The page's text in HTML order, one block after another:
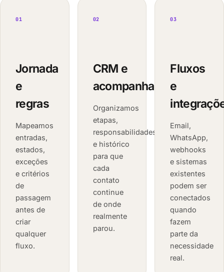
01
Jornada
e
regras
Mapeamos
entradas,
estados,
exceções
e critérios
de
passagem
antes de
criar
qualquer
fluxo.
02
CRM e
acompanhamento
Organizamos
etapas,
responsabilidades
e histórico
para que
cada
contato
continue
de onde
realmente
parou.
03
Fluxos
e
Email,
WhatsApp,
webhooks
e sistemas
existentes
podem ser
conectados
quando
fazem
parte da
necessidade
real.